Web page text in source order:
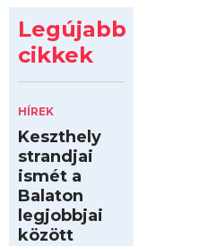
Legújabb
cikkek
HÍREK
Keszthely
strandjai
ismét a
Balaton
legjobbjai
között